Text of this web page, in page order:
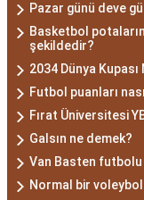
Pazar günü deve
Basketbol
şekildedir?
2034 Dünya
Futbol puanları
Fırat Üniversitesi
Galsın ne demek?
Van Basten futbolu
Normal bir